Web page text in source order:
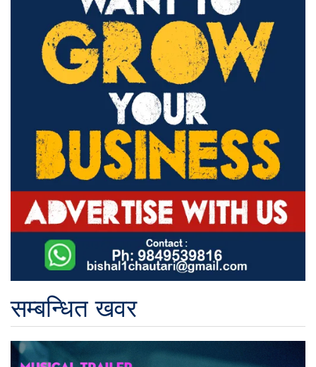
सम्बन्धित खवर